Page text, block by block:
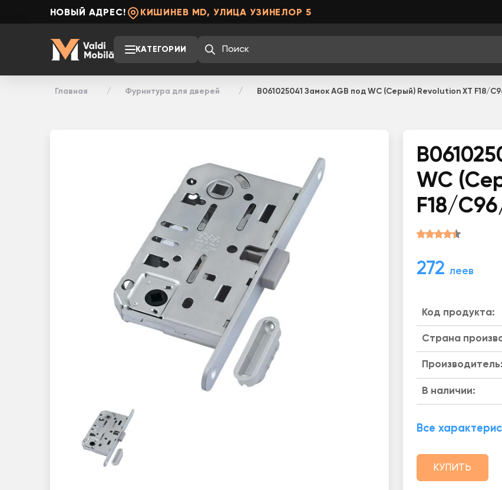
НОВЫЙ АДРЕС! КИШИНЕВ MD, УЛИЦА УЗИНЕЛОР 5
КАТЕГОРИИ
Главная Фурнитура для дверей B061025041 Замок AGB под WC (Серый) Revolution XT F18/
WC
F18/
272 леев
Код продукта:
Страна
Производитель:
B наличии:
Все
КУПИТЬ